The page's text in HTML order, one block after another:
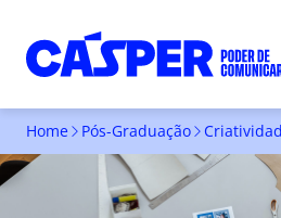
Home Pós-Graduação